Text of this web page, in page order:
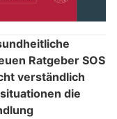
Ratgeber SOS
verständlich
die